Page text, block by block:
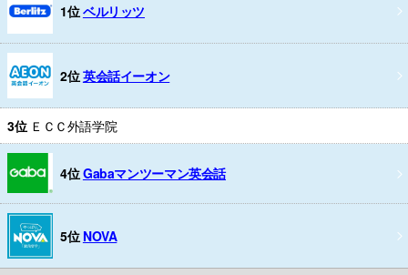
1位ベルリッツ
2位英会話イーオン
3位 ＥＣＣ外語学院
4位Gabaマンツーマン英会話
5位 NOVA